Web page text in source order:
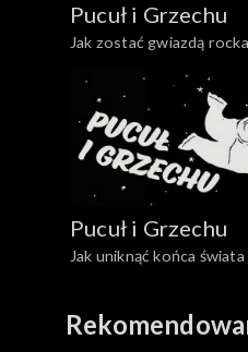
Pucuł i Grzechu
Jak zostać gwiazdą rocka
Pucuł i Grzechu
Jak uniknąć końca świata